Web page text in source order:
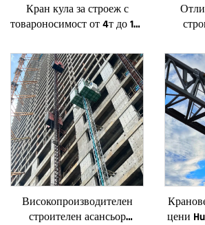
Кран кула за строеж с
товароносимост от 4т до 12т
зъбно колело, мотор, лагер,
основни компоненти
Високопроизводителен
строителен асансьор
цени